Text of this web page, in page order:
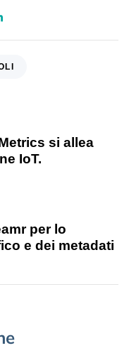
si allea
IoT.
per lo
e dei metadati